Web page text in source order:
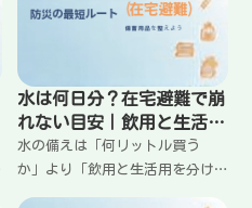
境・想定日数に合わせて、買い
足しが最小で済む“土台の選び
水は何日分？在宅避難で崩
れない目安｜飲用と生活用
の分け方
水の備えは「何リットル買う
か」より「飲用と生活用を分け